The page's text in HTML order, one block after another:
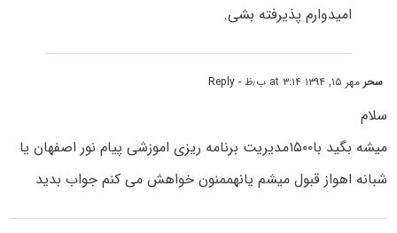
امیدوارم پذیرفته بشی.
سحرمهر ۱۵, ۱۳۹۴ at ۳:۱۴ ب٫ظ - Reply
سلام
میشه بگید با۱۵۰۰مدیریت برنامه ریزی اموزشی پیام نور اصفهان یا
شبانه اهواز قبول میشم یانهممنون خواهش می کنم جواب بدید